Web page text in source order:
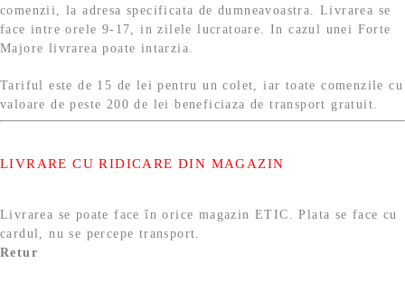
comenzii, la adresa specificata de dumneavoastra. Livrarea se
face intre orele 9-17, in zilele lucratoare. In cazul unei Forte
Majore livrarea poate intarzia.
Tariful este de 15 de lei pentru un colet, iar toate comenzile cu
valoare de peste 200 de lei beneficiaza de transport gratuit.
LIVRARE CU RIDICARE DIN MAGAZIN
Livrarea se poate face în orice magazin ETIC. Plata se face cu
cardul, nu se percepe transport.
Retur